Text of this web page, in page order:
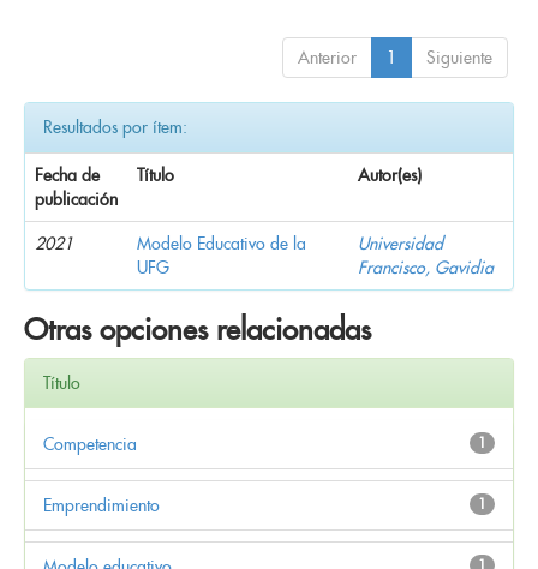
Anterior 1 Siguiente
Resultados por ítem:
Fecha de
publicación
Título Autor(es)
2021
Modelo Educativo de la
UFG
Universidad
Francisco, Gavidia
Otras opciones relacionadas
Título
1
Competencia
1
Emprendimiento
1